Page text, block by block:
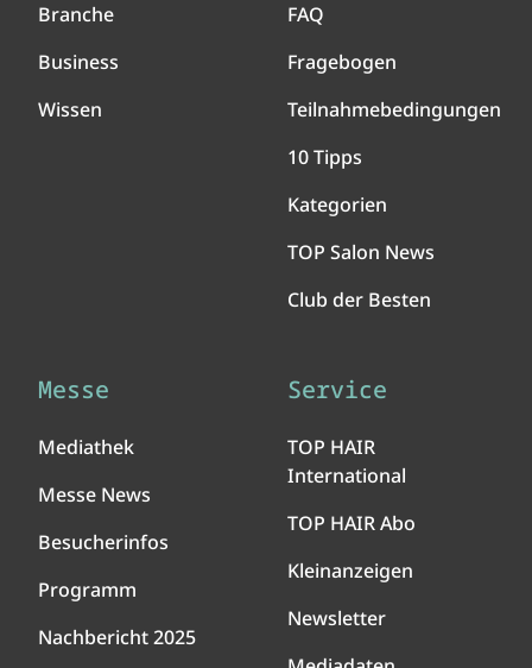
Branche
Business
Wissen
FAQ
Fragebogen
Teilnahmebedingungen
10 Tipps
Kategorien
TOP Salon News
Club der Besten
Messe
Mediathek
Messe News
Besucherinfos
Programm
Nachbericht 2025
Service
TOP HAIR
International
TOP HAIR Abo
Kleinanzeigen
Newsletter